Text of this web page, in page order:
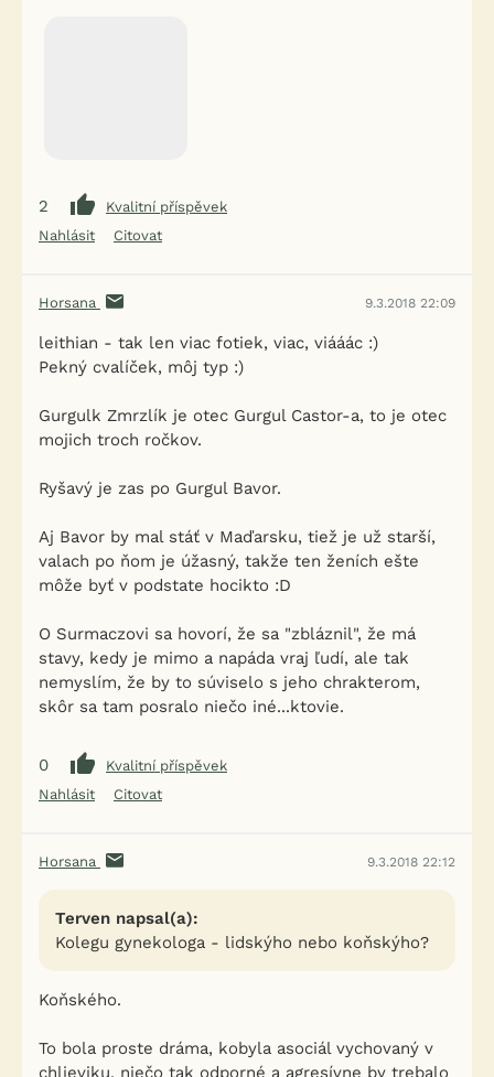
2
Kvalitní příspěvek
Nahlásit
Citovat
Horsana 9.3.2018 22:09
leithian - tak len viac fotiek, viac, viááác :)
Pekný cvalíček, môj typ :)
Gurgulk Zmrzlík je otec Gurgul Castor-a, to je otec
mojich troch ročkov.
Ryšavý je zas po Gurgul Bavor.
Aj Bavor by mal stáť v Maďarsku, tiež je už starší,
valach po ňom je úžasný, takže ten ženích ešte
môže byť v podstate hocikto :D
O Surmaczovi sa hovorí, že sa "zbláznil", že má
stavy, kedy je mimo a napáda vraj ľudí, ale tak
nemyslím, že by to súviselo s jeho chrakterom,
skôr sa tam posralo niečo iné...ktovie.
0
Kvalitní příspěvek
Nahlásit
Citovat
Horsana 9.3.2018 22:12
Terven napsal(a):
Kolegu gynekologa - lidskýho nebo koňskýho?
Koňského.
To bola proste dráma, kobyla asociál vychovaný v
chlieviku, niečo tak odporné a agresívne by trebalo